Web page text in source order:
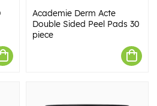
Academie Derm Acte
Double Sided Peel Pads 30
piece